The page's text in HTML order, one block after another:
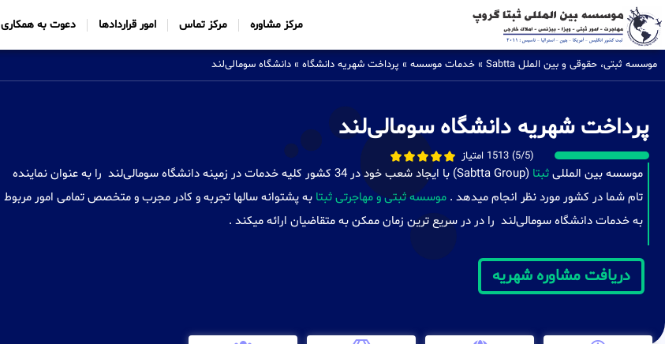
مرکز مشاوره مرکز تماس امور قراردادها دعوت به همکاری
موسسه ثبتی، حقوقی و بین الملل Sabtta » خدمات موسسه » پرداخت شهریه دانشگاه » دانشگاه سومالی‌لند
پرداخت شهریه دانشگاه سومالی‌لند
(5/5) 1513 امتیاز
موسسه بین المللیثبتا
(Sabtta Group) با ایجاد شعب خود در 34 کشور کلیه خدمات در زمینه دانشگاه سومالی‌لند را به عنوان نماینده
تام شما در کشور مورد نظر انجام میدهد . موسسه ثبتی و مهاجرتی ثبتا به پشتوانه سالها تجربه و کادر مجرب و متخصص تمامی امور مربوط
به خدمات دانشگاه سومالی‌لند را در در سریع ترین زمان ممکن به متقاضیان ارائه میکند .
دریافت مشاوره شهریه